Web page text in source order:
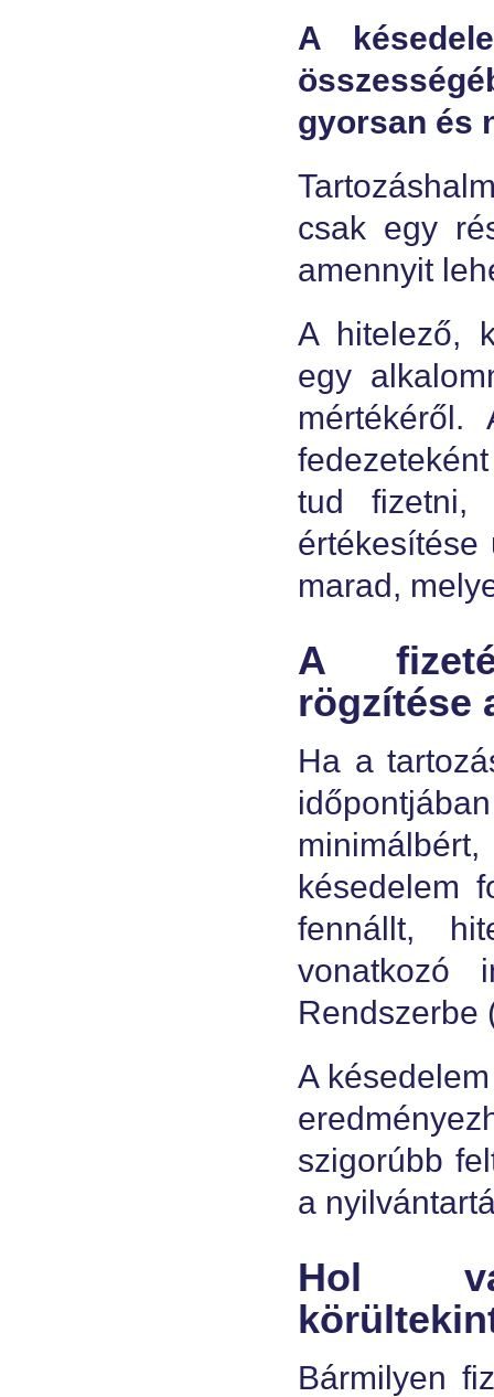
A
gyorsan és
csak egy
amennyit
A hitelező,
egy
mértékéről.
tud fizetni,
értékesítése
marad,
A
rögzítése
Ha a
késedelem
fennállt,
vonatkozó
Rendszerbe
A
szigorúbb
a
Hol
Bármilyen